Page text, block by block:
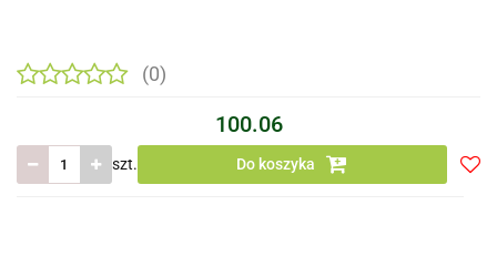
(0)
100.06
szt. Do koszyka